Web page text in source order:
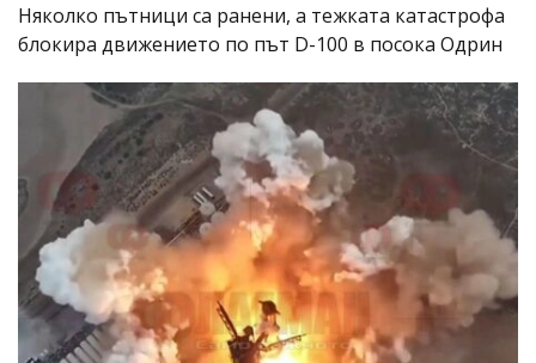
Няколко пътници са ранени, а тежката катастрофа
блокира движението по път D-100 в посока Одрин